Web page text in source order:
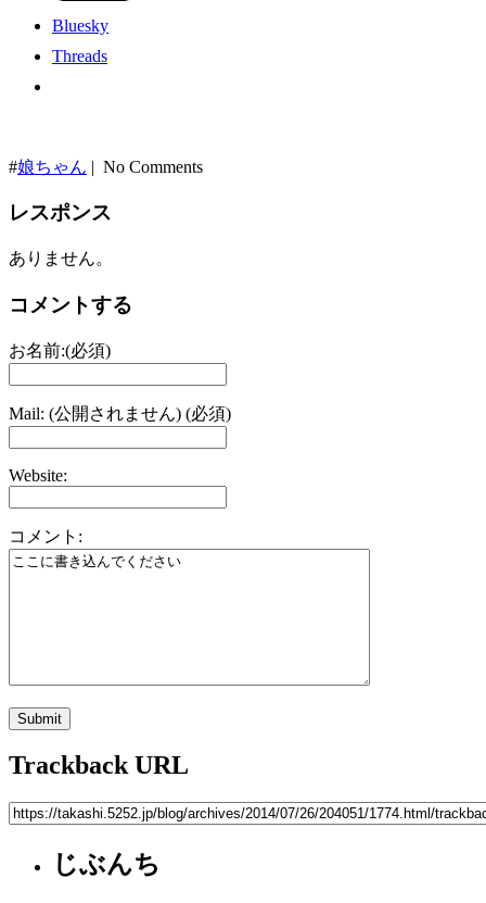
Bluesky
Threads
#娘ちゃん | No Comments
レスポンス
ありません。
コメントする
お名前:(必須)
Mail: (公開されません) (必須)
Website:
コメント:
Trackback URL
じぶんち